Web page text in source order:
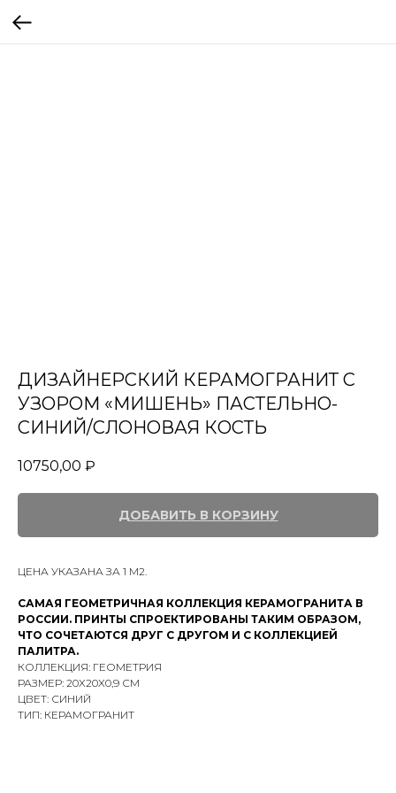
ДИЗАЙНЕРСКИЙ КЕРАМОГРАНИТ С
УЗОРОМ «МИШЕНЬ» ПАСТЕЛЬНО-
СИНИЙ/СЛОНОВАЯ КОСТЬ
10750,00 ₽
ДОБАВИТЬ В КОРЗИНУ
ЦЕНА УКАЗАНА ЗА 1 М2.
САМАЯ ГЕОМЕТРИЧНАЯ КОЛЛЕКЦИЯ КЕРАМОГРАНИТА В
РОССИИ. ПРИНТЫ СПРОЕКТИРОВАНЫ ТАКИМ ОБРАЗОМ,
ЧТО СОЧЕТАЮТСЯ ДРУГ С ДРУГОМ И С КОЛЛЕКЦИЕЙ
ПАЛИТРА.
КОЛЛЕКЦИЯ: ГЕОМЕТРИЯ
РАЗМЕР: 20X20X0,9 СМ
ЦВЕТ: СИНИЙ
ТИП: КЕРАМОГРАНИТ